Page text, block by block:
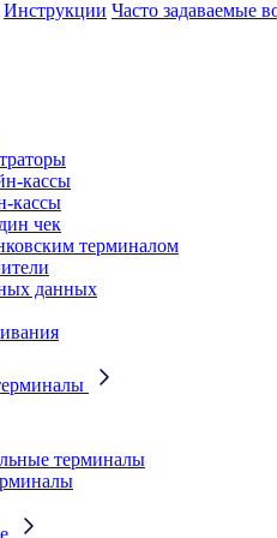
Инструкции Часто задаваемые
кассы
кассы
чек
терминалом
данных
терминалы